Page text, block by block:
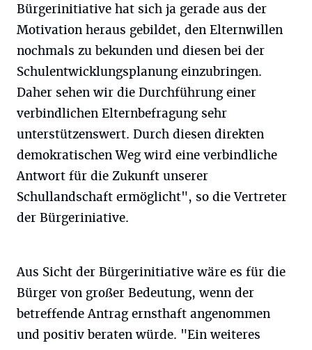
Bürgerinitiative hat sich ja gerade aus der
Motivation heraus gebildet, den Elternwillen
nochmals zu bekunden und diesen bei der
Schulentwicklungsplanung einzubringen.
Daher sehen wir die Durchführung einer
verbindlichen Elternbefragung sehr
unterstützenswert. Durch diesen direkten
demokratischen Weg wird eine verbindliche
Antwort für die Zukunft unserer
Schullandschaft ermöglicht", so die Vertreter
der Bürgeriniative.
Aus Sicht der Bürgerinitiative wäre es für die
Bürger von großer Bedeutung, wenn der
betreffende Antrag ernsthaft angenommen
und positiv beraten würde. "Ein weiteres